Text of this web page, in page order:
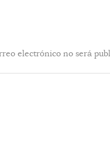
electrónico no será